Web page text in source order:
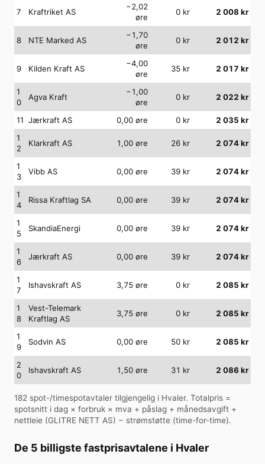
7 Kraftriket AS
−2,02
øre
0 kr 2 008 kr
8 NTE Marked AS
−1,70
øre
0 kr 2 012 kr
9 Kilden Kraft AS
−4,00
øre
35 kr 2 017 kr
1
0
Agva Kraft
−1,00
øre
0 kr 2 022 kr
11 Jærkraft AS 0,00 øre 0 kr 2 035 kr
1
2
Klarkraft AS 1,00 øre 26 kr 2 074kr
1
3
Vibb AS 0,00 øre 39 kr 2 074kr
1
4
Rissa Kraftlag SA 0,00 øre 39 kr 2 074kr
1
5
SkandiaEnergi 0,00 øre 39 kr 2 074kr
1
6
Jærkraft AS 0,00 øre 39 kr 2 074kr
1
7
Ishavskraft AS 3,75 øre 0 kr 2 085 kr
1
8
Vest-Telemark
Kraftlag AS
3,75 øre 0 kr 2 085 kr
1
9
Sodvin AS 0,00 øre 50 kr 2 085 kr
2
0
Ishavskraft AS 1,50 øre 31 kr 2 086 kr
182 spot-/timespotavtaler tilgjengelig i Hvaler. Totalpris =
spotsnitt i dag × forbruk × mva + påslag + månedsavgift +
nettleie (GLITRE NETT AS) − strømstøtte (time-for-time).
De 5 billigste fastprisavtalene i Hvaler